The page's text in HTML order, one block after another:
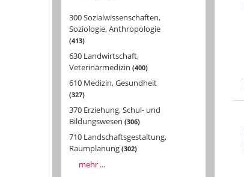
300 Sozialwissenschaften,
Soziologie, Anthropologie
413
630 Landwirtschaft,
Veterinärmedizin 400
610 Medizin, Gesundheit
327
370 Erziehung, Schul- und
Bildungswesen 306
710 Landschaftsgestaltung,
Raumplanung 302
mehr ...